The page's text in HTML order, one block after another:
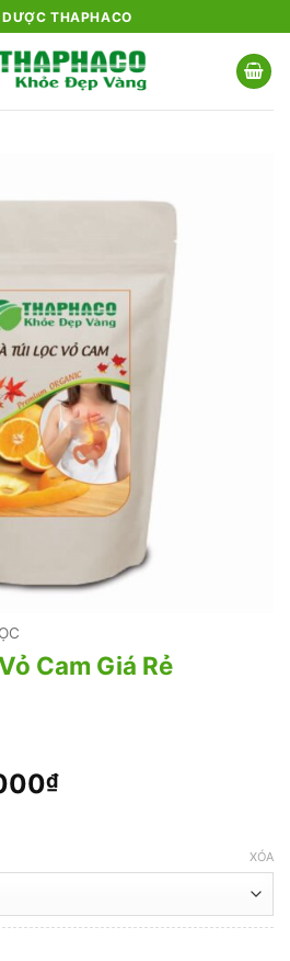
THAPHACO
Cam Giá Rẻ
₫Khoảng
70.000₫
XÓA